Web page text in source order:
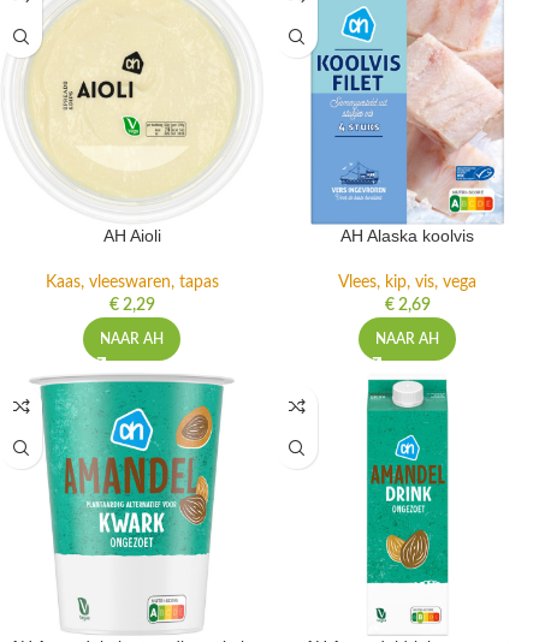
AH Aioli
Kaas, vleeswaren, tapas
€2,29
NAAR AH
AH Alaska koolvis
Vlees, kip, vis, vega
€2,69
NAAR AH